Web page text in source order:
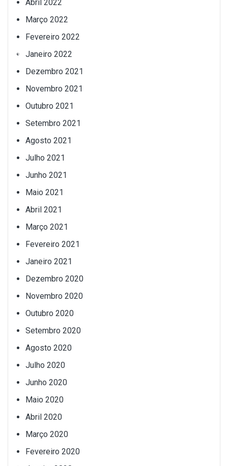
Abril 2022
Março 2022
Fevereiro 2022
Janeiro 2022
Dezembro 2021
Novembro 2021
Outubro 2021
Setembro 2021
Agosto 2021
Julho 2021
Junho 2021
Maio 2021
Abril 2021
Março 2021
Fevereiro 2021
Janeiro 2021
Dezembro 2020
Novembro 2020
Outubro 2020
Setembro 2020
Agosto 2020
Julho 2020
Junho 2020
Maio 2020
Abril 2020
Março 2020
Fevereiro 2020